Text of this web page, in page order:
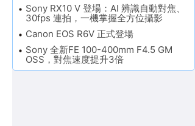
Sony RX10 V 登場：AI 辨識自動對焦、
30fps 連拍，一機掌握全方位攝影
Canon EOS R6V 正式登場
Sony 全新FE 100-400mm F4.5 GM
OSS，對焦速度提升3倍